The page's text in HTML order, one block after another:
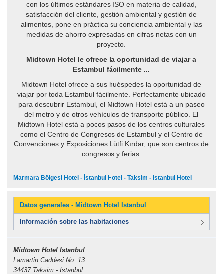
con los últimos estándares ISO en materia de calidad,
satisfacción del cliente, gestión ambiental y gestión de
alimentos, pone en práctica su conciencia ambiental y las
medidas de ahorro expresadas en cifras netas con un
proyecto.
Midtown Hotel le ofrece la oportunidad de viajar a
Estambul fácilmente ...
Midtown Hotel ofrece a sus huéspedes la oportunidad de
viajar por toda Estambul fácilmente. Perfectamente ubicado
para descubrir Estambul, el Midtown Hotel está a un paseo
del metro y de otros vehículos de transporte público. El
Midtown Hotel está a pocos pasos de los centros culturales
como el Centro de Congresos de Estambul y el Centro de
Convenciones y Exposiciones Lütfi Kırdar, que son centros de
congresos y ferias.
Marmara Bölgesi Hotel - İstanbul Hotel - Taksim - Istanbul Hotel
Datos generales - Midtown Hotel Istanbul
Información sobre las habitaciones
Midtown Hotel Istanbul
Lamartin Caddesi No. 13
34437 Taksim - Istanbul